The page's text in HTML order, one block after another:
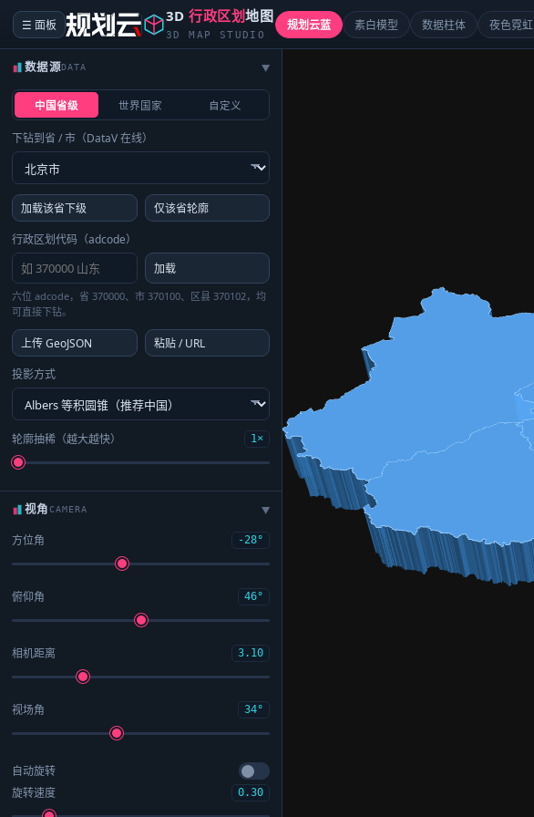
☰ 面板 3D行政区划地图
3D MAP STUDIO
规划云蓝 素白模型 数据柱体 夜色霓虹
数据源DATA ▶
中国省级 世界国家 自定义
下钻到省 / 市（DataV 在线）
加载该省下级
仅该省轮廓
行政区划代码（adcode）
加载
六位 adcode，省 370000、市 370100、区县 370102，均
可直接下钻。
上传 GeoJSON
粘贴 / URL
投影方式
轮廓抽稀（越大越快） 1×
视角CAMERA ▶
方位角 -28°
俯仰角 46°
相机距离 3.10
视场角 34°
自动旋转
旋转速度
0.30